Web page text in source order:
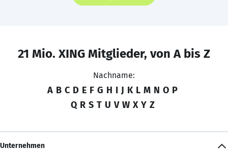
21 Mio. XING Mitglieder, von A bis Z
Nachname:
A B C D E F G H I J K L M N O P
Q R S T U V W X Y Z
Unternehmen